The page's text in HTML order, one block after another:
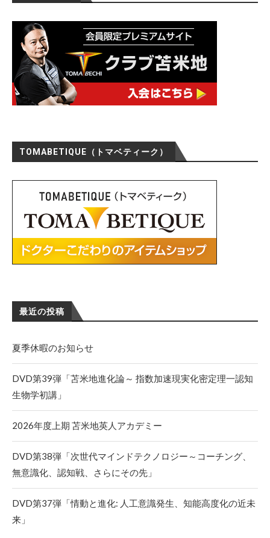
最近の投稿
夏季休暇のお知らせ
DVD第39弾「苫米地進化論～ 指数加速現実化密定理一認知
生物学初講」
2026年度上期 苫米地英人アカデミー
DVD第38弾「次世代マインドテクノロジー～コーチング、
無意識化、認知戦、さらにその先」
DVD第37弾「情動と進化: 人工意識発生、知能高度化の近未
来」
TOMABETIQUE（トマベティーク）